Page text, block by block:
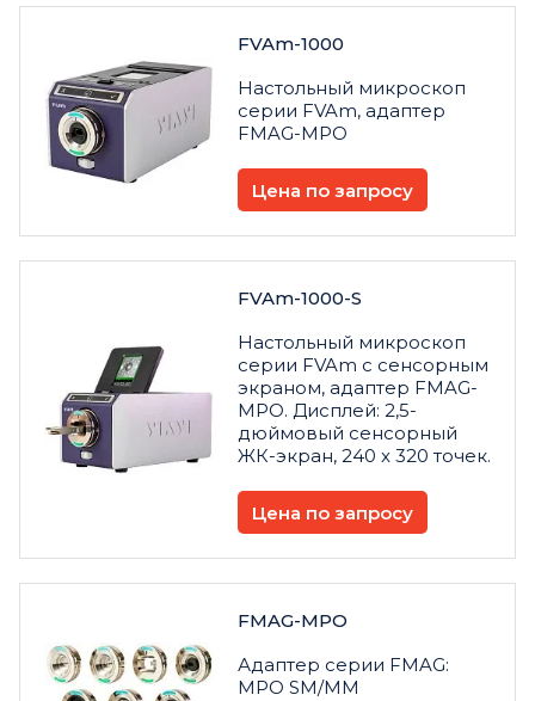
FVAm-1000
Настольный микроскоп
серии FVAm, адаптер
FMAG-MPO
Цена по запросу
FVAm-1000-S
Настольный микроскоп
серии FVAm с сенсорным
экраном, адаптер FMAG-
MPO. Дисплей: 2,5-
дюймовый сенсорный
ЖК-экран, 240 x 320 точек.
Цена по запросу
FMAG-MPO
Адаптер серии FMAG:
MPO SM/MM